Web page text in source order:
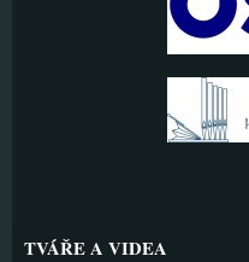
TVÁŘE A VIDEA